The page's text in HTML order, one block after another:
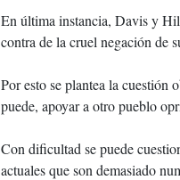
En última instancia, Davis y
contra de la cruel negación de
Por esto se plantea la cuestión
puede, apoyar a otro pueblo
Con dificultad se puede
actuales que son demasiado